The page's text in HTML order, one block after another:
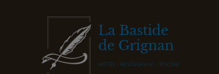
La Bastide
de Grignan
HÔTEL - RESTAURANT - PISCINE